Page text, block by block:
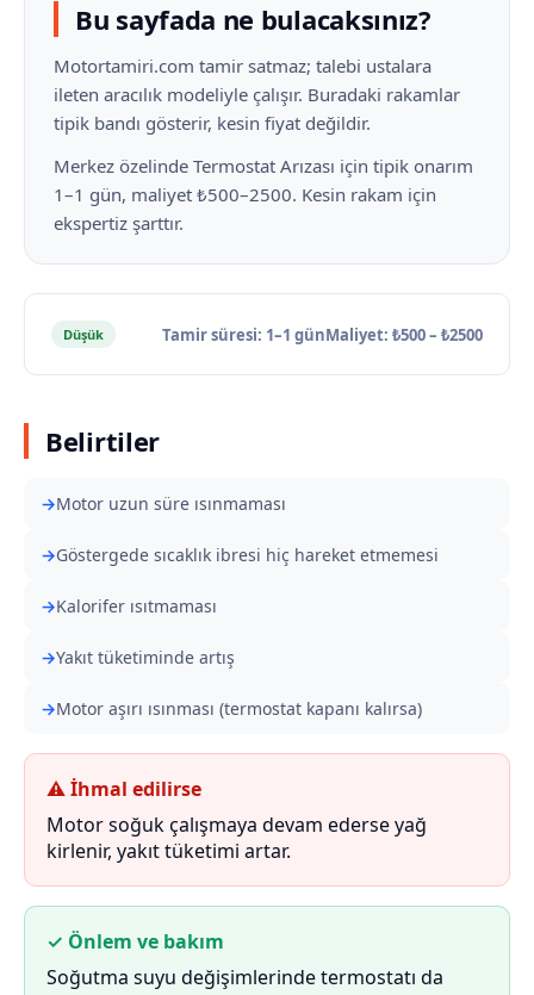
Bu sayfada ne bulacaksınız?
Motortamiri.com tamir satmaz; talebi ustalara
ileten aracılık modeliyle çalışır. Buradaki rakamlar
tipik bandı gösterir, kesin fiyat değildir.
Merkez özelinde Termostat Arızası için tipik onarım
1–1 gün, maliyet ₺500–2500. Kesin rakam için
ekspertiz şarttır.
Düşük Tamir süresi: 1–1 günMaliyet: ₺500 – ₺2500
Belirtiler
Motor uzun süre ısınmaması
Göstergede sıcaklık ibresi hiç hareket etmemesi
Kalorifer ısıtmaması
Yakıt tüketiminde artış
Motor aşırı ısınması (termostat kapanı kalırsa)
⚠ İhmal edilirse
Motor soğuk çalışmaya devam ederse yağ
kirlenir, yakıt tüketimi artar.
✓ Önlem ve bakım
Soğutma suyu değişimlerinde termostatı da